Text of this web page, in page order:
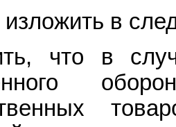
изложить в
что в